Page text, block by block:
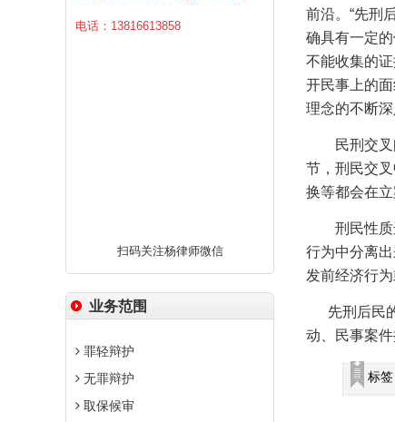
电话：13816613858
扫码关注杨律师微信
业务范围
罪轻辩护
无罪辩护
取保候审
前沿。“先刑
确具有一定
不能收集的
开民事上的
理念的不断深
民刑交
节，刑民交
换等都会在立
刑民性
行为中分离
发前经济行
先刑后民的
动、民事案件
标签